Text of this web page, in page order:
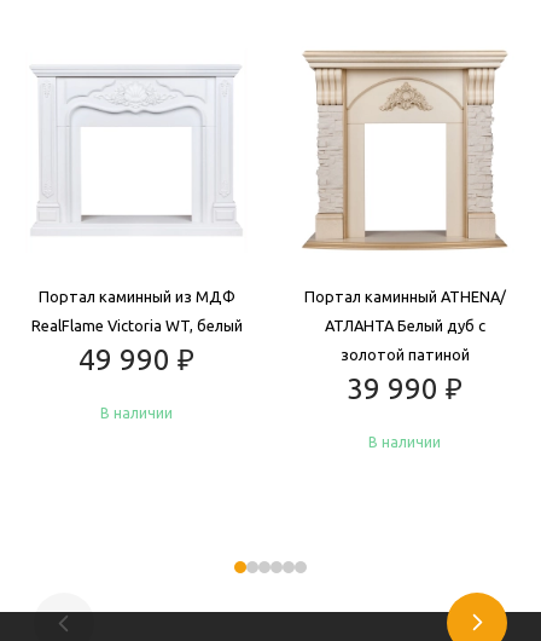
Портал каминный из МДФ
RealFlame Victoria WT, белый
49 990 ₽
В наличии
Портал каминный ATHENA/
АТЛАНТА Белый дуб с
золотой патиной
39 990 ₽
В наличии